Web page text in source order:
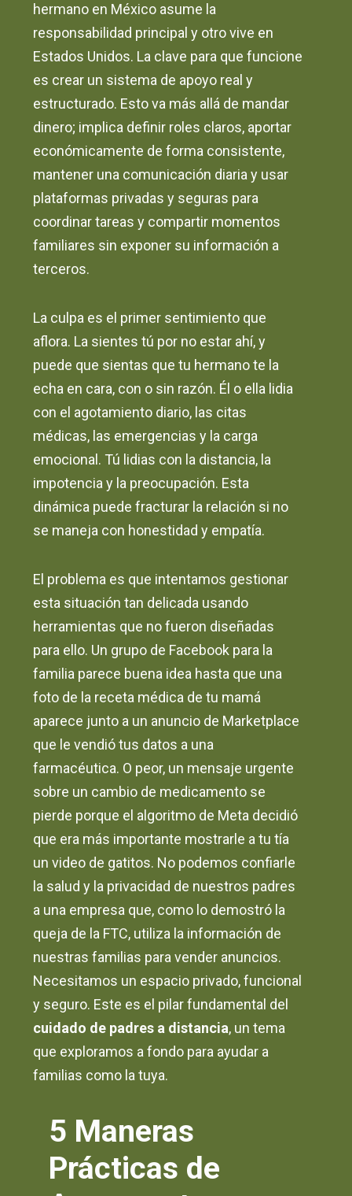
hermano en México asume la
responsabilidad principal y otro vive en
Estados Unidos. La clave para que funcione
es crear un sistema de apoyo real y
estructurado. Esto va más allá de mandar
dinero; implica definir roles claros, aportar
económicamente de forma consistente,
mantener una comunicación diaria y usar
plataformas privadas y seguras para
coordinar tareas y compartir momentos
familiares sin exponer su información a
terceros.
La culpa es el primer sentimiento que
aflora. La sientes tú por no estar ahí, y
puede que sientas que tu hermano te la
echa en cara, con o sin razón. Él o ella lidia
con el agotamiento diario, las citas
médicas, las emergencias y la carga
emocional. Tú lidias con la distancia, la
impotencia y la preocupación. Esta
dinámica puede fracturar la relación si no
se maneja con honestidad y empatía.
El problema es que intentamos gestionar
esta situación tan delicada usando
herramientas que no fueron diseñadas
para ello. Un grupo de Facebook para la
familia parece buena idea hasta que una
foto de la receta médica de tu mamá
aparece junto a un anuncio de Marketplace
que le vendió tus datos a una
farmacéutica. O peor, un mensaje urgente
sobre un cambio de medicamento se
pierde porque el algoritmo de Meta decidió
que era más importante mostrarle a tu tía
un video de gatitos. No podemos confiarle
la salud y la privacidad de nuestros padres
a una empresa que, como lo demostró la
queja de la FTC, utiliza la información de
nuestras familias para vender anuncios.
Necesitamos un espacio privado, funcional
y seguro. Este es el pilar fundamental del
cuidado de padres a distancia, un tema
que exploramos a fondo para ayudar a
familias como la tuya.
5 Maneras
Prácticas de